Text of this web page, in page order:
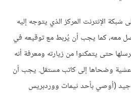
الإنترنت المركز الذي يتوجه إليه
معه، كما يجب أن يُربط مع توقيعه في
حتى يتمكنوا من زيارته ومعرفة أنه
وضحاها إلى كاتب مستقل. يجب أن
(أوصي بأحد ثيمات ووردبريس